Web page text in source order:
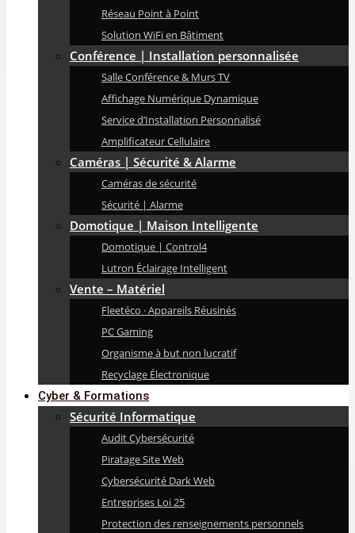
Réseau Point à Point
Solution WiFi en Bâtiment
Conférence | Installation personnalisée
Salle Conférence & Murs TV
Affichage Numérique Dynamique
Service d’Installation Personnalisé
Amplificateur Cellulaire
Caméras | Sécurité & Alarme
Caméras de sécurité
Sécurité | Alarme
Domotique | Maison Intelligente
Domotique | Control4
Lutron Éclairage Intelligent
Vente – Matériel
Fleetéco · Appareils Réusinés
PC Gaming
Organisme à but non lucratif
Recyclage Électronique
Cyber & Formations
Sécurité Informatique
Audit Cybersécurité
Piratage Site Web
Cybersécurité Dark Web
Entreprises Loi 25
Protection des renseignements personnels